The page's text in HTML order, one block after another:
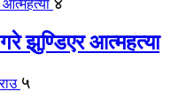
झुण्डिएर आत्महत्या
५